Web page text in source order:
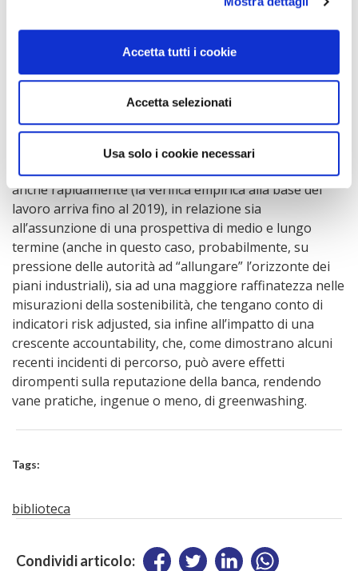
Accetta tutti i cookie
Accetta selezionati
Usa solo i cookie necessari
ordine all’impatto sulla redditività delle pratiche ESG,
almeno nel breve termine. Ciò sembra giustificare
l’approccio delle autorità che sono concentrate, ma è
comprensibile visto il loro ruolo, sulla prospettiva dei
rischi ESG, che sono quindi in sostanza il driver
principale per orientare le banche ad adottare logiche
ESG, mentre di minor rilievo è l’enfasi sulle opportunità
di profitto. Ciò è probabilmente destinato a cambiare,
anche rapidamente (la verifica empirica alla base del
lavoro arriva fino al 2019), in relazione sia
all’assunzione di una prospettiva di medio e lungo
termine (anche in questo caso, probabilmente, su
pressione delle autorità ad “allungare” l’orizzonte dei
piani industriali), sia ad una maggiore raffinatezza nelle
misurazioni della sostenibilità, che tengano conto di
indicatori risk adjusted, sia infine all’impatto di una
crescente accountability, che, come dimostrano alcuni
recenti incidenti di percorso, può avere effetti
dirompenti sulla reputazione della banca, rendendo
vane pratiche, ingenue o meno, di greenwashing.
Tags:
biblioteca
Condividi articolo: